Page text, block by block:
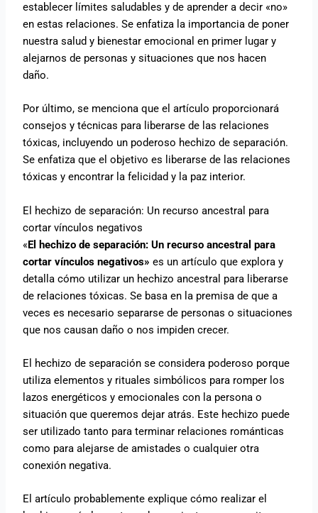
establecer límites saludables y de aprender a decir «no»
en estas relaciones. Se enfatiza la importancia de poner
nuestra salud y bienestar emocional en primer lugar y
alejarnos de personas y situaciones que nos hacen
daño.
Por último, se menciona que el artículo proporcionará
consejos y técnicas para liberarse de las relaciones
tóxicas, incluyendo un poderoso hechizo de separación.
Se enfatiza que el objetivo es liberarse de las relaciones
tóxicas y encontrar la felicidad y la paz interior.
El hechizo de separación: Un recurso ancestral para
cortar vínculos negativos
«El hechizo de separación: Un recurso ancestral para
cortar vínculos negativos»es un artículo que explora y
detalla cómo utilizar un hechizo ancestral para liberarse
de relaciones tóxicas. Se basa en la premisa de que a
veces es necesario separarse de personas o situaciones
que nos causan daño o nos impiden crecer.
El hechizo de separación se considera poderoso porque
utiliza elementos y rituales simbólicos para romper los
lazos energéticos y emocionales con la persona o
situación que queremos dejar atrás. Este hechizo puede
ser utilizado tanto para terminar relaciones románticas
como para alejarse de amistades o cualquier otra
conexión negativa.
El artículo probablemente explique cómo realizar el